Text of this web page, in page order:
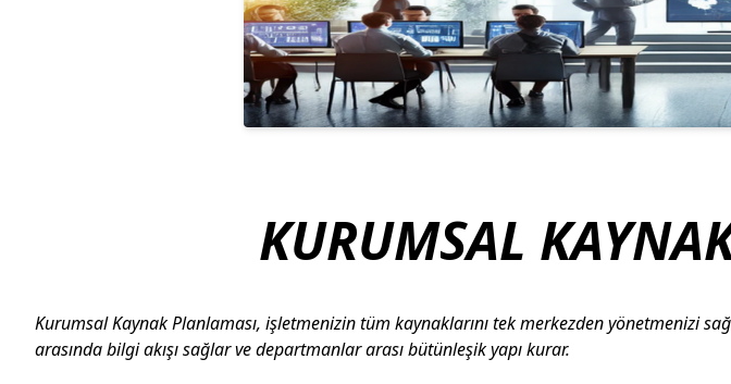
KURUMSAL
Kurumsal Kaynak Planlaması, işletmenizin tüm kaynaklarını tek merkezden yönetmenizi
arasında bilgi akışı sağlar ve departmanlar arası bütünleşik yapı kurar.